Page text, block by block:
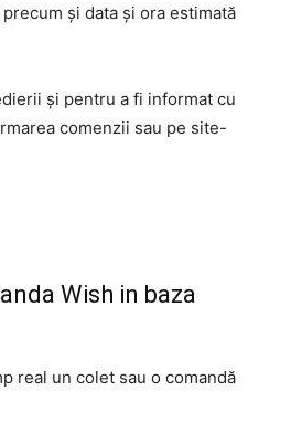
și data și ora estimată
și pentru a fi informat cu
comenzii sau pe site-
Wish in baza
real un colet sau o comandă